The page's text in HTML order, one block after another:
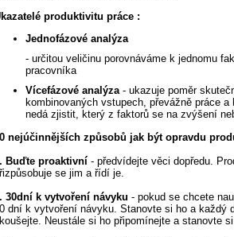
produktivitu práce :
Jednofázové analýza
- určitou veličinu porovnáváme k jednomu
pracovníka
Vícefázové analýza- ukazuje poměr
kombinovaných vstupech, převážně práce
nedá zjistit, který z faktorů se na zvýšení
nejúčinnějších způsobů jak být opravdu
Buďte proaktivní - předvídejte věci dopředu.
se jim a řídí je.
30dní k vytvoření návyku - pokud se chcete
dní k vytvoření návyku. Stanovte si ho a každý
Neustále si ho připomínejte a stanovte